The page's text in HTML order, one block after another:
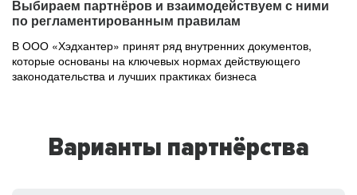
Выбираем партнёров и взаимодействуем с ними
по регламентированным правилам
В ООО «Хэдхантер» принят ряд внутренних документов,
которые основаны на ключевых нормах действующего
законодательства и лучших практиках бизнеса
Варианты партнёрства